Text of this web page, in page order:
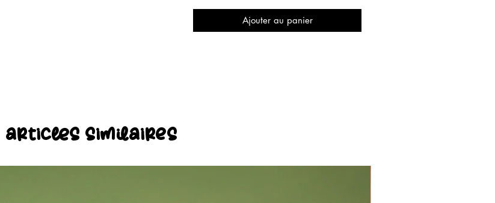
Ajouter au panier
articles similaires